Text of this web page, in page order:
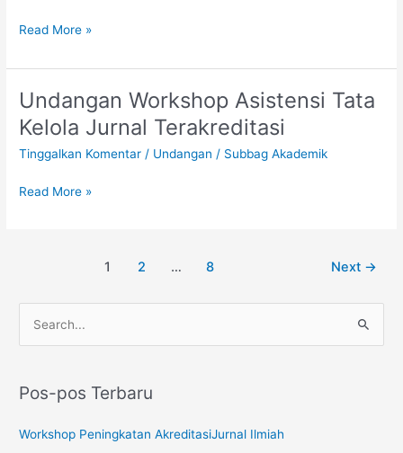
Read More »
Undangan Workshop Asistensi Tata
Kelola Jurnal Terakreditasi
Tinggalkan Komentar / Undangan / Subbag Akademik
Undangan
Workshop
Asistensi
Tata
Jurnal
Read More »
1 2 … 8 Next →
iPos-pos Terbaru
Workshop Peningkatan AkreditasiJurnal Ilmiah